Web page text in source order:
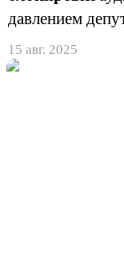
давлением
15 авг. 2025